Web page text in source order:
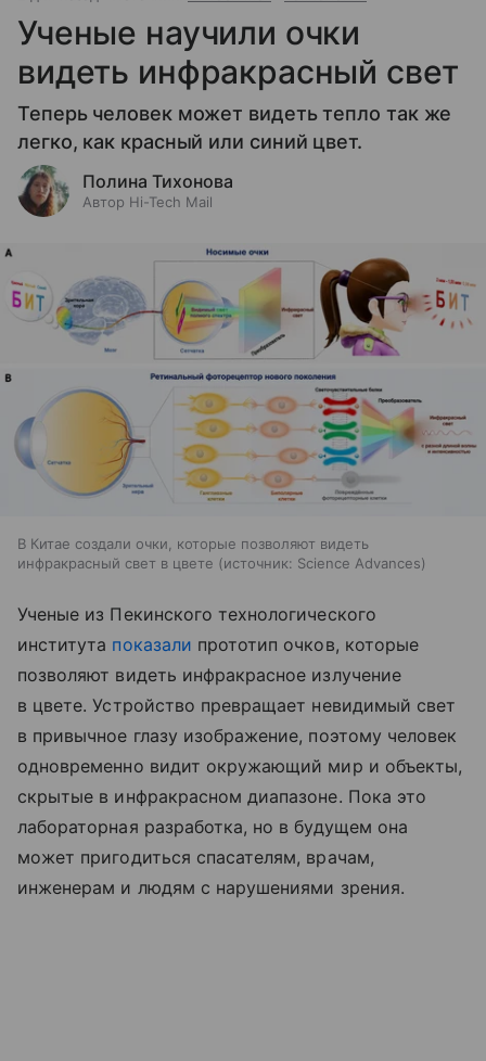
Ученые научили очки
видеть инфракрасный свет
Теперь человек может видеть тепло так же
легко, как красный или синий цвет.
Полина Тихонова
Автор Hi-Tech Mail
В Китае создали очки, которые позволяют видеть
инфракрасный свет в цвете
источник: Science Advances
Ученые из Пекинского технологического
института показали прототип очков, которые
позволяют видеть инфракрасное излучение
в цвете. Устройство превращает невидимый свет
в привычное глазу изображение, поэтому человек
одновременно видит окружающий мир и объекты,
скрытые в инфракрасном диапазоне. Пока это
лабораторная разработка, но в будущем она
может пригодиться спасателям, врачам,
инженерам и людям с нарушениями зрения.